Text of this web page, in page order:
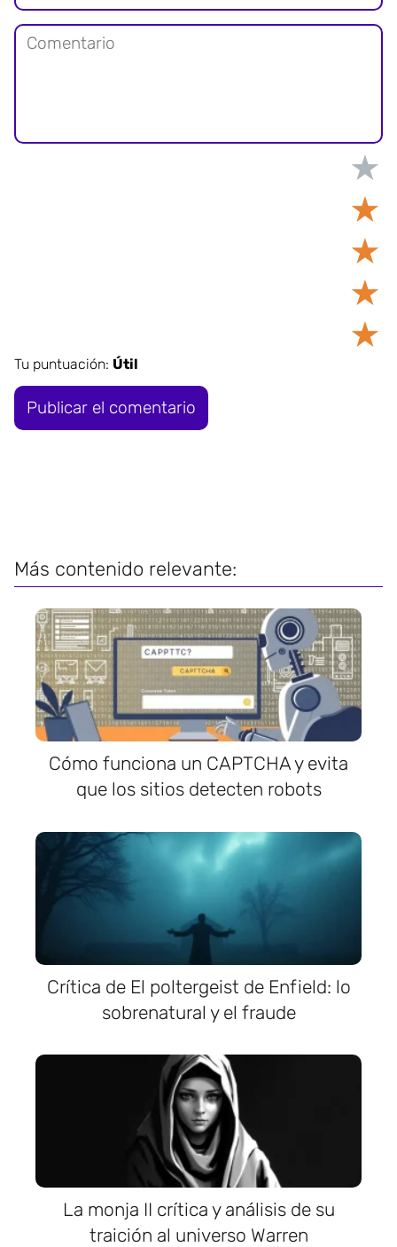
★
★
★
★
★
Tu puntuación: Útil
Más contenido relevante:
Cómo funciona un CAPTCHA y evita
que los sitios detecten robots
Crítica de El poltergeist de Enfield: lo
sobrenatural y el fraude
La monja II crítica y análisis de su
traición al universo Warren